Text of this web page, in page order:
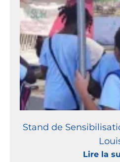
Stand de
Lire la